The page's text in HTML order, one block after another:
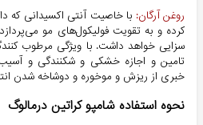
روغن آرگان: با خاصیت آنتی اکسیدانی که
کرده و به تقویت فولیکول‌های مو
سزایی خواهد داشت. با ویژگی مرطوب
تامین و اجازه خشکی و شکنندگی و آسیب
خبری از ریزش و موخوره و دوشاخه شدن
نحوه استفاده شامپو کراتین درمالوگ